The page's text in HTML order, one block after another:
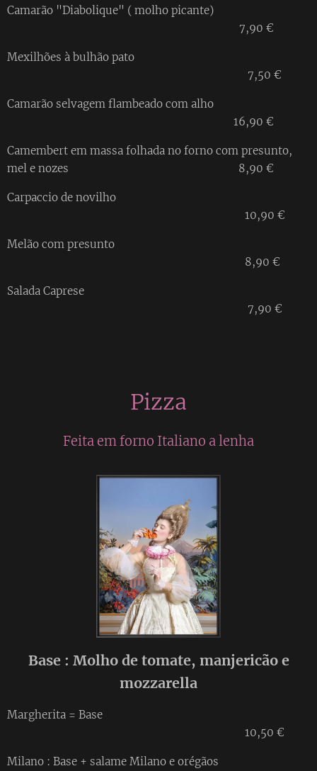
Camarão "Diabolique" ( molho picante)
7,90 €
Mexilhões à bulhão pato
7,50 €
Camarão selvagem flambeado com alho
16,90 €
Camembert em massa folhada no forno com presunto,
mel e nozes 8,90 €
Carpaccio de novilho
10,90 €
Melão com presunto
8,90 €
Salada Caprese
7,90 €
Pizza
Feita em forno Italiano a lenha
Base : Molho de tomate, manjericão e
mozzarella
Margherita = Base
10,50 €
Milano : Base + salame Milano e orégãos